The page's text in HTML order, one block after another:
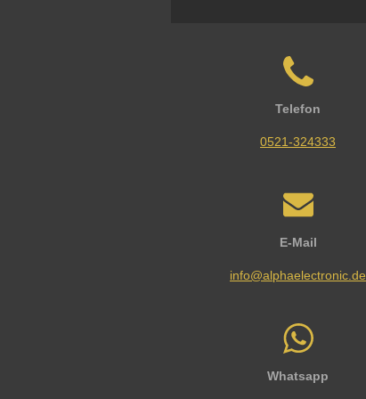
Telefon
0521-324333
E-Mail
info@alphaelectronic.de
Whatsapp